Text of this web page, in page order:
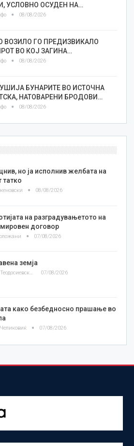
УСЛОВНО ОСУДЕН НА…
08/08/2026
ВОЗИЛО ГО ПРЕДИЗВИКАЛО
ВО КОЈ ЗАГИНА…
08/08/2026
БУНАРИТЕ ВО ИСТОЧНА
НАТОВАРЕНИ БРОДОВИ…
08/08/2026
но ја исполнив желбата на
татко
08/08/2026
на разградувањетото на
договор
07/08/2026
земја
Златко Теодосиевски 07/08/2026
како безбедносно прашање во
07/08/2026